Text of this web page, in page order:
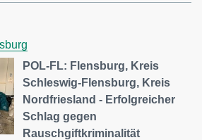
POL-FL: Flensburg, Kreis
Schleswig-Flensburg, Kreis
Nordfriesland - Erfolgreicher
Schlag gegen
Rauschgiftkriminalität